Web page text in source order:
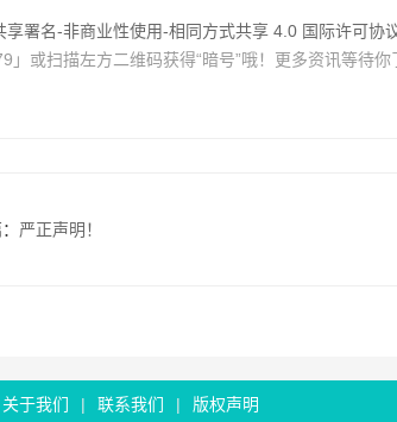
享署名-非商业性使用-相同方式共享 4.0 国际许可协
或扫描左方二维码获得“暗号”哦！更多资讯等待你
严正声明！
关于我们 | 联系我们 | 版权声明